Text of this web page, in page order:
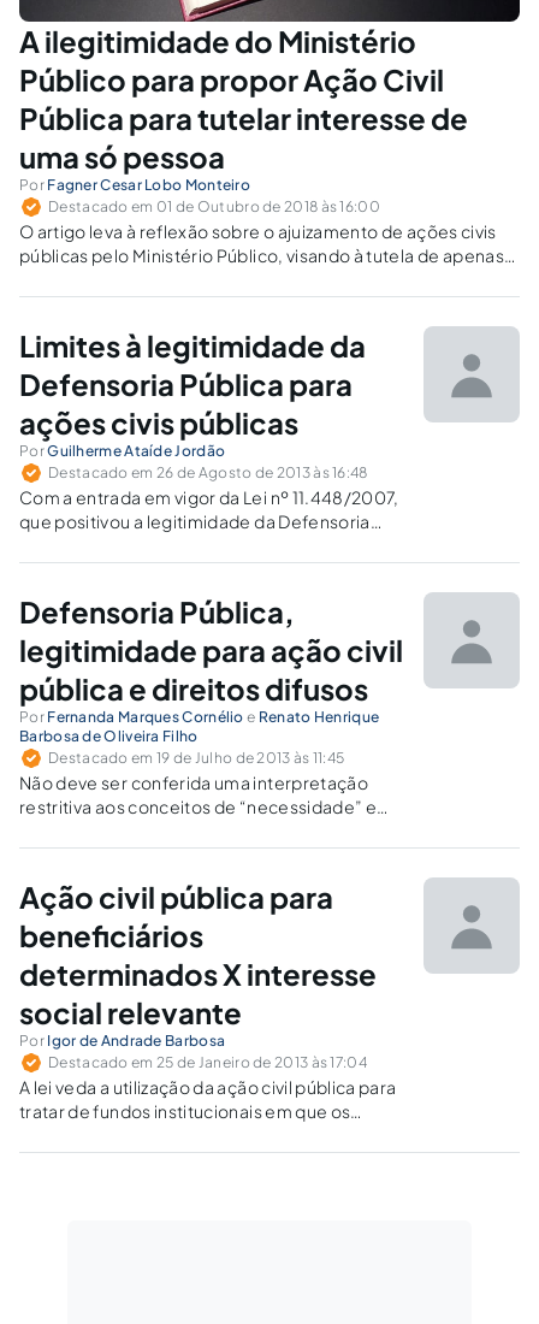
A ilegitimidade do Ministério
Público para propor Ação Civil
Pública para tutelar interesse de
uma só pessoa
Por Fagner Cesar Lobo Monteiro
Destacado em 01 de Outubro de 2018 às 16:00
O artigo leva à reflexão sobre o ajuizamento de ações civis
públicas pelo Ministério Público, visando à tutela de apenas
instituto democrático, máxime quando há Defensoria
Limites à legitimidade da
Defensoria Pública para
ações civis públicas
PorGuilherme Ataíde Jordão
Destacado em 26 de Agosto de 2013 às 16:48
Com a entrada em vigor da Lei nº 11.448/2007,
que positivou a legitimidade da Defensoria
dúvida surgiu no horizonte jurídico: tal
algum requisito específico?
Defensoria Pública,
legitimidade para ação civil
pública e direitos difusos
Por Fernanda Marques Cornélio e Renato Henrique
Barbosa de Oliveira Filho
Destacado em 19 de Julho de 2013 às 11:45
Não deve ser conferida uma interpretação
restritiva aos conceitos de “necessidade” e
constitucional, limitando-os a sinônimo
Ação civil pública para
beneficiários
determinados X interesse
social relevante
Por Igor de Andrade Barbosa
Destacado em 25 de Janeiro de 2013 às 17:04
A lei veda a utilização da ação civil pública para
tratar de fundos institucionais em que os
determinados, mas tal restrição deve ser